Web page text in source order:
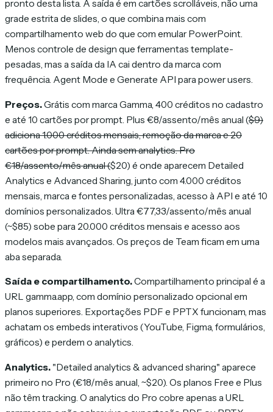
pronto desta lista. A saída é em cartões scrolláveis, não uma
grade estrita de slides, o que combina mais com
compartilhamento web do que com emular PowerPoint.
Menos controle de design que ferramentas template-
pesadas, mas a saída da IA cai dentro da marca com
frequência. Agent Mode e Generate API para power users.
Preços.Grátis com marca Gamma, 400 créditos no cadastro
e até 10 cartões por prompt. Plus €8/assento/mês anual ($9)
adiciona 1.000 créditos mensais, remoção da marca e 20
cartões por prompt. Ainda sem analytics. Pro
€18/assento/mês anual ($20) é onde aparecem Detailed
Analytics e Advanced Sharing, junto com 4.000 créditos
mensais, marca e fontes personalizadas, acesso à API e até 10
domínios personalizados. Ultra €77,33/assento/mês anual
(~$85) sobe para 20.000 créditos mensais e acesso aos
modelos mais avançados. Os preços de Team ficam em uma
aba separada.
Saída e compartilhamento.Compartilhamento principal é a
URL gamma.app, com domínio personalizado opcional em
planos superiores. Exportações PDF e PPTX funcionam, mas
achatam os embeds interativos (YouTube, Figma, formulários,
gráficos) e perdem o analytics.
Analytics. "Detailed analytics & advanced sharing" aparece
primeiro no Pro (€18/mês anual, ~$20). Os planos Free e Plus
não têm tracking. O analytics do Pro cobre apenas a URL